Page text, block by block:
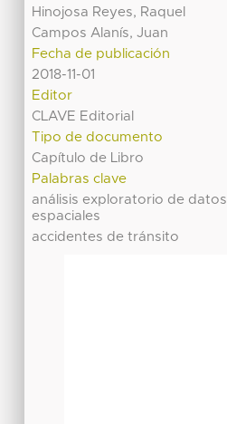
Hinojosa Reyes, Raquel
Campos Alanís, Juan
Fecha de publicación
2018-11-01
Editor
CLAVE Editorial
Tipo de documento
Capítulo de Libro
Palabras clave
análisis exploratorio de datos
espaciales
accidentes de tránsito